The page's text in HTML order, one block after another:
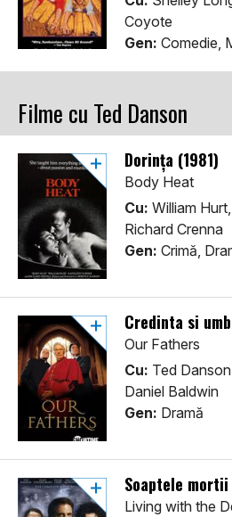
Coyote
Gen: Comedie,
Filme cu Ted Danson
Dorința (1981)
Body Heat
Cu: William
Richard Crenna
Gen: Crimă,
Credinta si
Our Fathers
Cu: Ted
Daniel Baldwin
Gen: Dramă
Soaptele
Living with the